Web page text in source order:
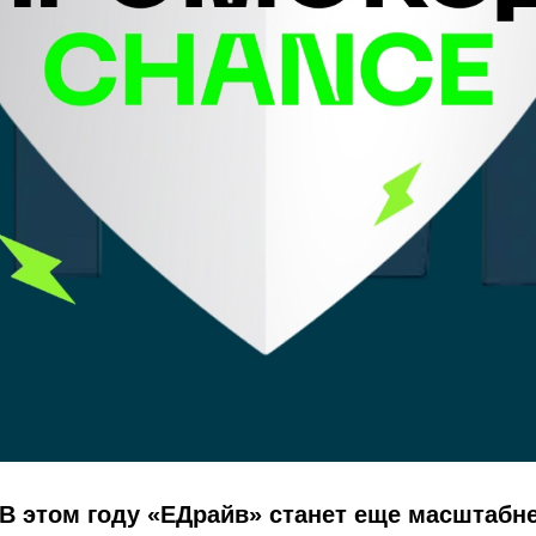
этом году «ЕДрайв» станет еще